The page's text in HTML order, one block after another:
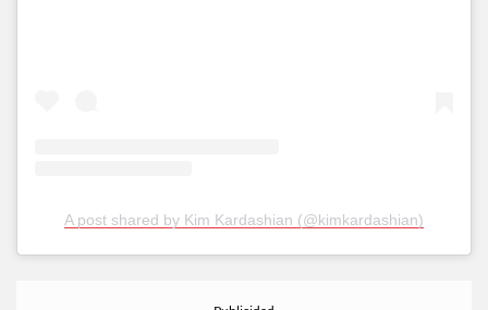
A post shared by Kim Kardashian (@kimkardashian)